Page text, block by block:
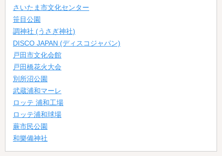
さいたま市文化センター
笹目公園
調神社 (うさぎ神社)
DISCO JAPAN (ディスコジャパン)
戸田市文化会館
戸田橋花火大会
別所沼公園
武蔵浦和マーレ
ロッテ 浦和工場
ロッテ浦和球場
蕨市民公園
和樂備神社